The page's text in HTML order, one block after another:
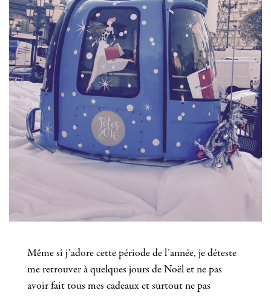
Même si j’adore cette période de l’année, je déteste
me retrouver à quelques jours de Noël et ne pas
avoir fait tous mes cadeaux et surtout ne pas